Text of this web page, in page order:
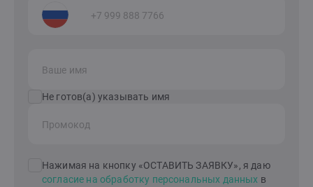
Ваше имя
Не готов(а) указывать имя
Промокод
Нажимая на кнопку «ОСТАВИТЬ ЗАЯВКУ», я даю
согласие на обработку персональных данных в